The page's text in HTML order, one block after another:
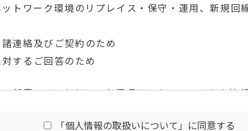
トワーク環境のリプレイス・保守・運用、新規回
連絡及びご契約のため
するご回答のため
任意です。ただし、必須項目となっている個人情
「個人情報の取扱いについて」に同意する